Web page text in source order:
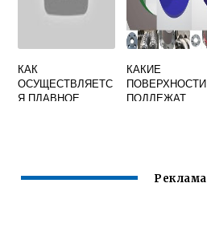
КАК
ОСУЩЕСТВЛЯЕТС
Я ПЛАВНОЕ
ПОДВИЖНЫМИ
КАКИЕ
ПОВЕРХНОСТИ
ПОДЛЕЖАТ
Реклама